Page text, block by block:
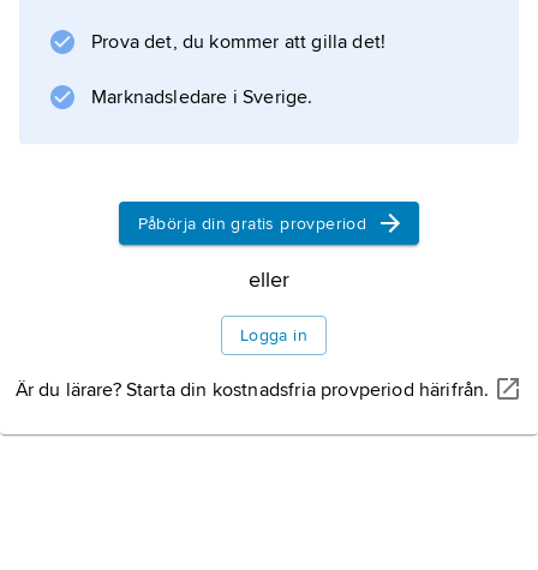
regnskog och höglänt bambuskog från
Information om artikeln
Prova det, du kommer att gilla det!
Marknadsledare i Sverige.
Påbörja din gratis provperiod
eller
Logga in
Är du lärare? Starta din kostnadsfria provperiod härifrån.